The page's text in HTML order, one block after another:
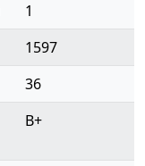
1
1597
36
B+